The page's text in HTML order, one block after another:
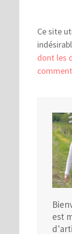
Ce site
dont les
est